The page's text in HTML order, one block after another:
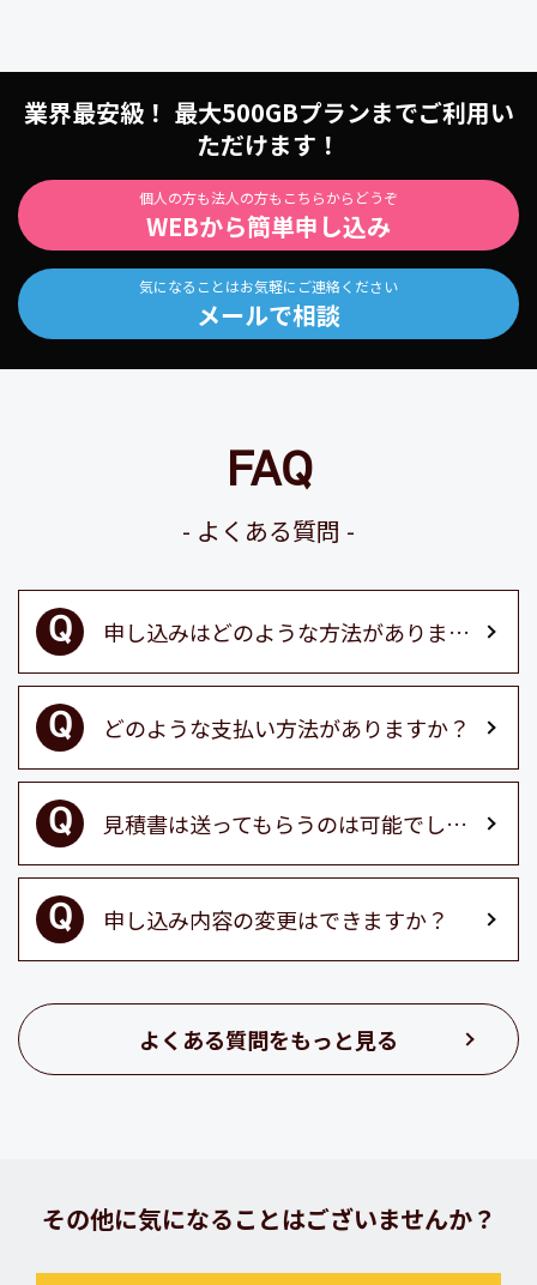
業界最安級！ 最大500GBプランまでご利用い
ただけます！
個人の方も法人の方もこちらからどうぞ
WEBから簡単申し込み
気になることはお気軽にご連絡ください
メールで相談
FAQ
よくある質問
申し込みはどのような方法がありますか？
どのような支払い方法がありますか？
見積書は送ってもらうのは可能でしょうか？
申し込み内容の変更はできますか？
よくある質問をもっと見る
その他に気になることはございませんか？